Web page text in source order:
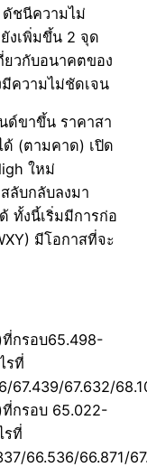
ชนีความไม่
งเพิ่มขึ้น 2 จุด
วกับอนาคตของ
ความไม่ชัดเจน
ด์ขาขึ้น ราคาสา
(ตามคาด) เปิด
ใหม่
ลับกลับลงมา
ทั้งนี้เริ่มมีการก่อ
มีโอกาสที่จะ
กรอบ65.498-
รที่
67.439/67.632/
กรอบ 65.022-
รที่
66.536/66.871/